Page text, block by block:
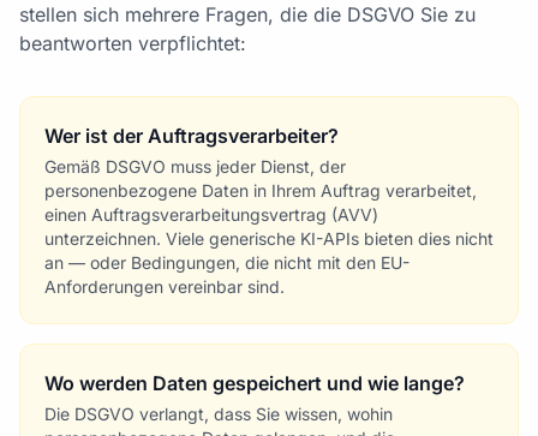
stellen sich mehrere Fragen, die die DSGVO Sie zu
beantworten verpflichtet:
Wer ist der Auftragsverarbeiter?
Gemäß DSGVO muss jeder Dienst, der
personenbezogene Daten in Ihrem Auftrag verarbeitet,
einen Auftragsverarbeitungsvertrag (AVV)
unterzeichnen. Viele generische KI-APIs bieten dies nicht
an — oder Bedingungen, die nicht mit den EU-
Anforderungen vereinbar sind.
Wo werden Daten gespeichert und wie lange?
Die DSGVO verlangt, dass Sie wissen, wohin